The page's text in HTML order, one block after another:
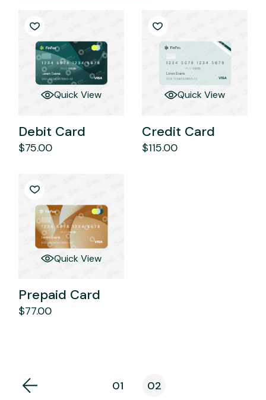
Quick View
Debit Card
$75.00
Quick View
Credit Card
$115.00
Quick View
Prepaid Card
$77.00
01 02